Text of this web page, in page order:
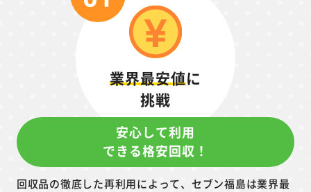
業界最安値に
挑戦
安心して利用
できる格安回収！
回収品の徹底した再利用によって、セブン福島は業界最